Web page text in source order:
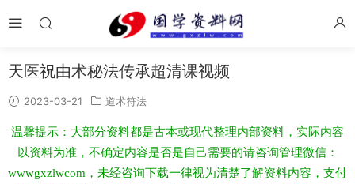
天医祝由术秘法传承超清课视频
2023-03-21 道术符法
温馨提示：大部分资料都是古本或现代整理内部资料，实际内容
以资料为准，不确定内容是否是自己需要的请咨询管理微信：
wwwgxzlwcom，未经咨询下载一律视为清楚了解资料内容，支付